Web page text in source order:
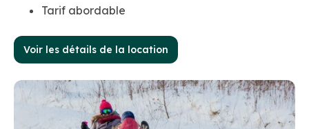
Tarif abordable
Voir les détails de la location